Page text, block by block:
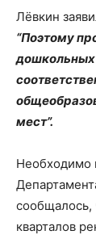
Лёвкин
“Поэтому
дошкольных
мест”.
Необходимо
сообщалось,
кварталов